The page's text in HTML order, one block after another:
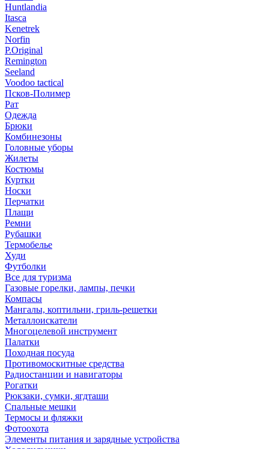
Huntlandia
Itasca
Kenetrek
Norfin
P.Original
Remington
Seeland
Voodoo tactical
Псков-Полимер
Рат
Одежда
Брюки
Комбинезоны
Головные уборы
Жилеты
Костюмы
Куртки
Носки
Перчатки
Плащи
Ремни
Рубашки
Термобелье
Худи
Футболки
Все для туризма
Газовые горелки, лампы, печки
Компасы
Мангалы, коптильни, гриль-решетки
Металлоискатели
Многоцелевой инструмент
Палатки
Походная посуда
Противомоскитные средства
Радиостанции и навигаторы
Рогатки
Рюкзаки, сумки, ягдташи
Спальные мешки
Термосы и фляжки
Фотоохота
Элементы питания и зарядные устройства